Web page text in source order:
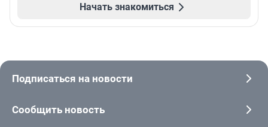
Начать знакомиться
Подписаться на новости
Сообщить новость